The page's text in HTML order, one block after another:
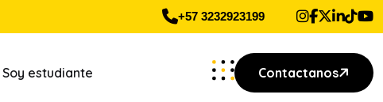
+57 3232923199
Soy estudiante Contactanos